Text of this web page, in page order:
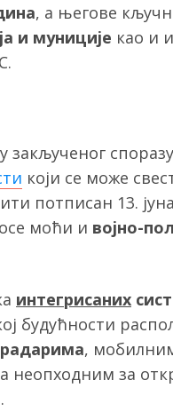
, а његове
и муниције као и
закљученог
који се може
потписан 13.
моћи и војно-
интегрисаних
будућности
радарима,
неопходним за